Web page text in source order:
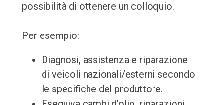
possibilità di ottenere un colloquio.
Per esempio:
Diagnosi, assistenza e riparazione
di veicoli nazionali/esterni secondo
le specifiche del produttore.